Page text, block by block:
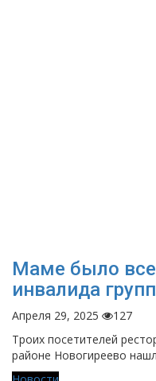
Маме было все
инвалида
Апреля 29, 2025
127
Троих посетителей
районе Новогиреево